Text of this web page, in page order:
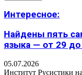
Интересное:
Найдены пять
языка — от 29 до
05.07.2026
Институт Русистики